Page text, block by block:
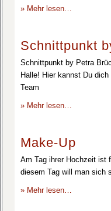
» Mehr lesen…
Schnittpunkt
Schnittpunkt by Petra
Halle! Hier kannst Du
Team
» Mehr lesen…
Make-Up
Am Tag ihrer Hochzeit ist
diesem Tag will man sich
» Mehr lesen…